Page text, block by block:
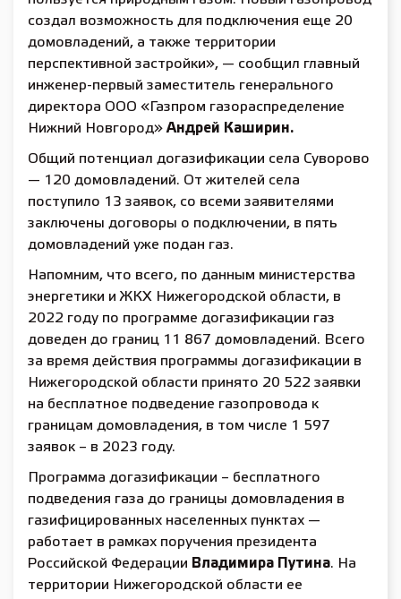
создал возможность для подключения еще 20
домовладений, а также территории
перспективной застройки», — сообщил главный
инженер-первый заместитель генерального
директора ООО «Газпром газораспределение
Нижний Новгород»Андрей Каширин.
Общий потенциал догазификации села Суворово
— 120 домовладений. От жителей села
поступило 13 заявок, со всеми заявителями
заключены договоры о подключении, в пять
домовладений уже подан газ.
Напомним, что всего, по данным министерства
энергетики и ЖКХ Нижегородской области, в
2022 году по программе догазификации газ
доведен до границ 11 867 домовладений. Всего
за время действия программы догазификации в
Нижегородской области принято 20 522 заявки
на бесплатное подведение газопровода к
границам домовладения, в том числе 1 597
заявок – в 2023 году.
Программа догазификации – бесплатного
подведения газа до границы домовладения в
газифицированных населенных пунктах —
работает в рамках поручения президента
Российской Федерации Владимира Путина. На
территории Нижегородской области ее